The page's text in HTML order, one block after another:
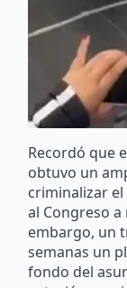
Recordó que
obtuvo un
criminalizar
al Congreso
embargo, un
semanas un
fondo del